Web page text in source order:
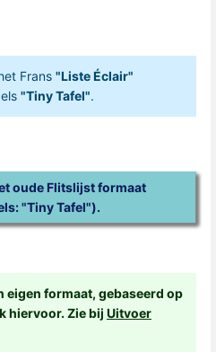
Frans "Liste Éclair"
"Tiny Tafel".
oude Flitslijst formaat
"Tiny Tafel").
eigen formaat, gebaseerd op
hiervoor. Zie bij Uitvoer